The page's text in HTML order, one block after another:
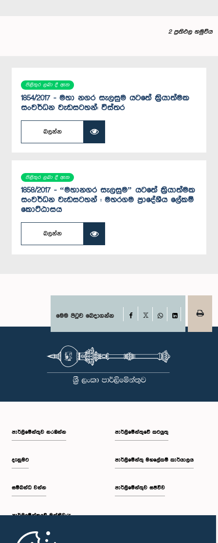
2 ප්‍රතිඵල හමුවිය
පිළිතුර ලබා දී ඇත
1854/2017 - මහා නගර සැලසුම යටතේ ක‍්‍රියාත්මක
සංවර්ධන වැඩසටහන්: විස්තර
බලන්න
පිළිතුර ලබා දී ඇත
1858/2017 - “මහානගර සැලසුම” යටතේ ක්‍රියාත්මක
සංවර්ධන වැඩසටහන් : මහරගම ප්‍රාදේශීය ලේකම්
කොට්ඨාසය
බලන්න
මෙම පිටුව බෙදාගන්න Facebook
පාර්ලි‌මේන්තුව නරඹන්න
දැනුමට
සම්බන්ධ වන්න
පාර්ලි‌මේන්තුවේ මන්ත්‍රීවරු
පාර්ලිමේන්තුවේ කටයුතු
පාර්ලිමේන්තු මහලේකම් කාර්යාලය
පාර්ලිමේන්තුව සජීවීව